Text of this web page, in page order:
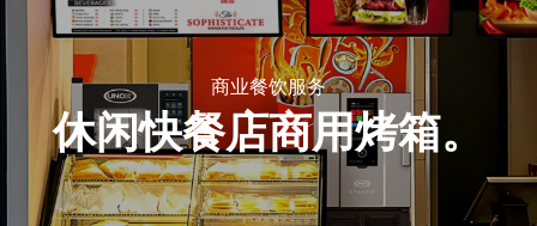
商业餐饮服务
休闲快餐店商用烤箱。